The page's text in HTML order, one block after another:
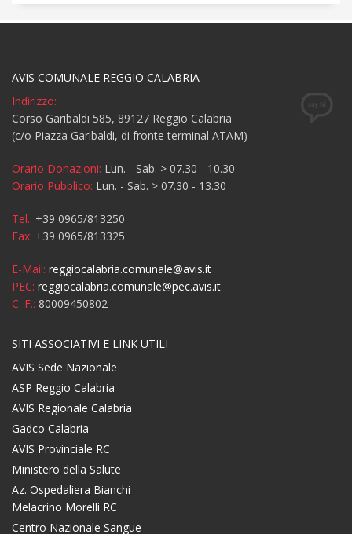
AVIS COMUNALE REGGIO CALABRIA
Indirizzo:
Corso Garibaldi 585, 89127 Reggio Calabria
(c/o Piazza Garibaldi, di fronte terminal ATAM)
Orario Donazioni: Lun. - Sab. > 07.30 - 10.30
Orario Pubblico: Lun. - Sab. > 07.30 - 13.30
Tel.: +39 0965/813250
Fax: +39 0965/813325
E-Mail: reggiocalabria.comunale@avis.it
PEC: reggiocalabria.comunale@pec.avis.it
C. F.: 80009450802
SITI ASSOCIATIVI E LINK UTILI
AVIS Sede Nazionale
ASP Reggio Calabria
AVIS Regionale Calabria
Gadco Calabria
AVIS Provinciale RC
Ministero della Salute
Az. Ospedaliera Bianchi
Melacrino Morelli RC
Centro Nazionale Sangue